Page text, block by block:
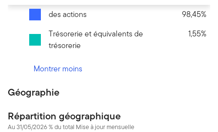
des actions
98,45%
Trésorerie et équivalents de
trésorerie
1,55%
Montrer moins
Géographie
Répartition géographique
Au 31/05/2026 % du total Mise à jour mensuelle